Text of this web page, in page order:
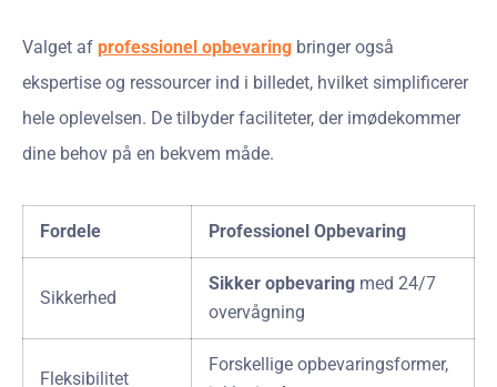
Valget af professionel opbevaring bringer også
ekspertise og ressourcer ind i billedet, hvilket simplificerer
hele oplevelsen. De tilbyder faciliteter, der imødekommer
dine behov på en bekvem måde.
Fordele Professionel Opbevaring
Sikkerhed
Sikker opbevaring med 24/7
overvågning
Fleksibilitet
Forskellige opbevaringsformer,